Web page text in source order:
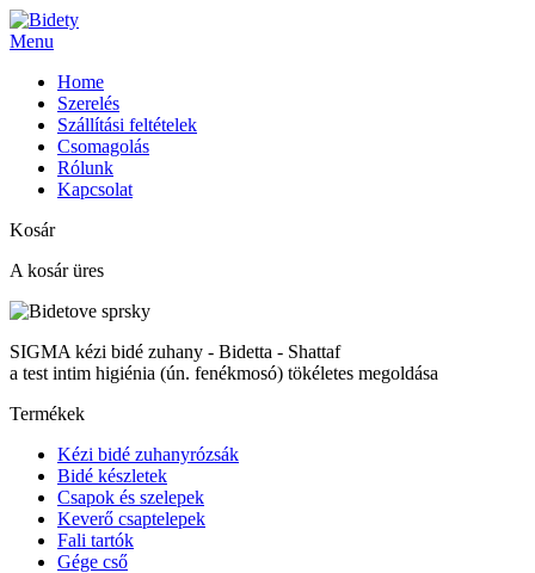
Menu
Home
Szerelés
Szállítási feltételek
Csomagolás
Rólunk
Kapcsolat
Kosár
A kosár üres
SIGMA kézi bidé zuhany - Bidetta - Shattaf
a test intim higiénia (ún. fenékmosó) tökéletes megoldása
Termékek
Kézi bidé zuhanyrózsák
Bidé készletek
Csapok és szelepek
Keverő csaptelepek
Fali tartók
Gége cső